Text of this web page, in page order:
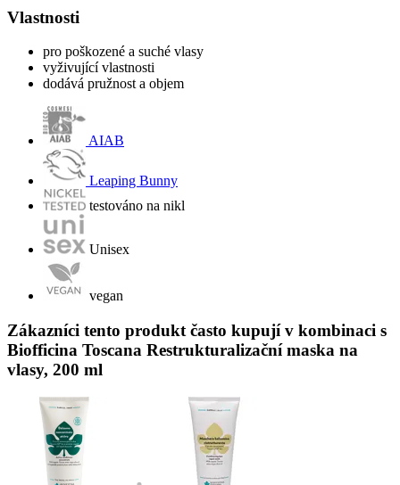
Vlastnosti
pro poškozené a suché vlasy
vyživující vlastnosti
dodává pružnost a objem
AIAB
Leaping Bunny
testováno na nikl
Unisex
vegan
Zákazníci tento produkt často kupují v kombinaci s
Biofficina Toscana Restrukturalizační maska na
vlasy, 200 ml